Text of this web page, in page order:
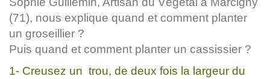
(71), nous explique quand et comment planter
un groseillier ?
Puis quand et comment planter un cassissier ?
1- Creusez un trou, de deux fois la largeur du